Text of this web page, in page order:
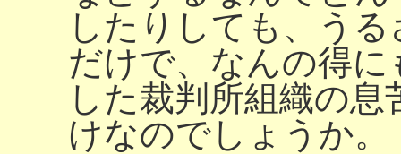
したりしても、う
だけで、なんの得
した裁判所組織の
けなのでしょうか。